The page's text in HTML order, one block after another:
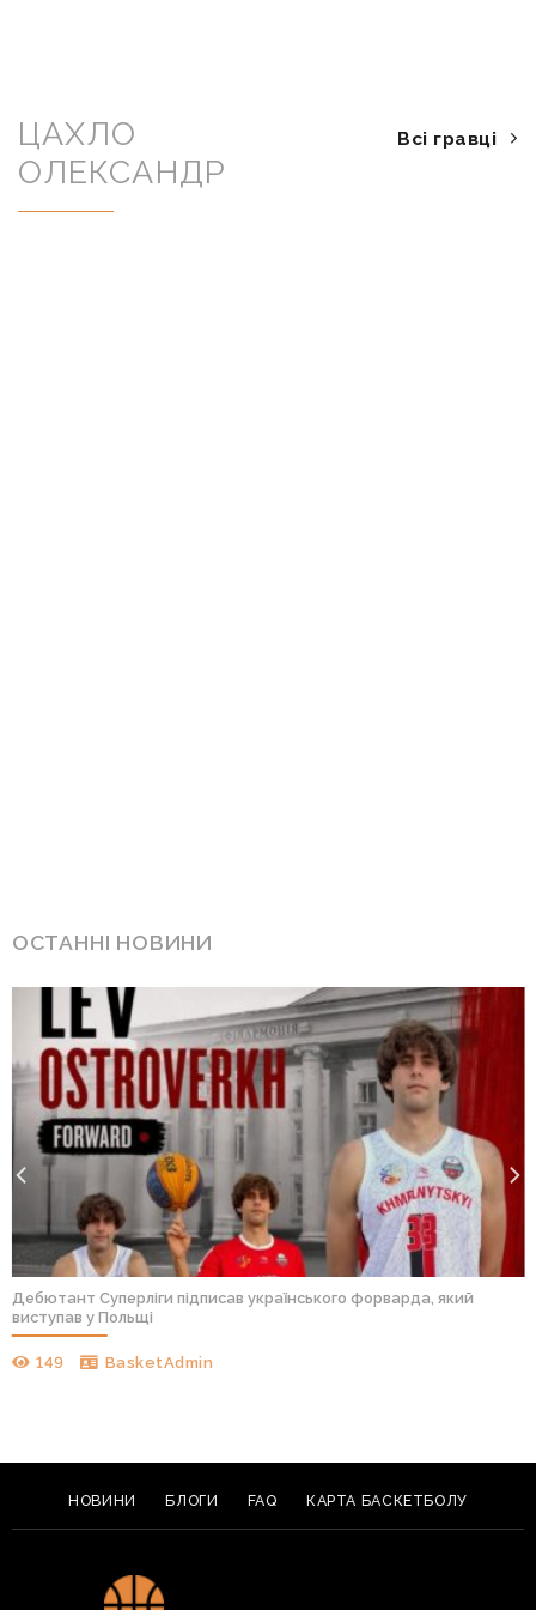
ЦАХЛО
ОЛЕКСАНДР
Всі гравці
ОСТАННІ НОВИНИ
Дебютант Суперліги підписав українського форварда, який
виступав у Польщі
149 BasketAdmin
НОВИНИ БЛОГИ FAQ КАРТА БАСКЕТБОЛУ